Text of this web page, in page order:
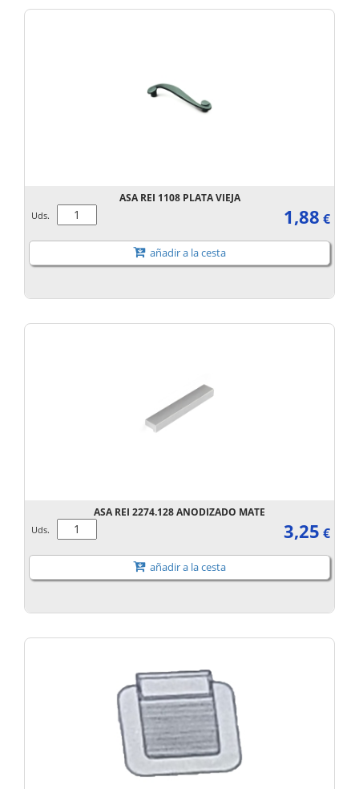
ASA REI 1108 PLATA VIEJA
Uds. 1,88 €
añadir a la cesta
ASA REI 2274.128 ANODIZADO MATE
Uds. 3,25 €
añadir a la cesta